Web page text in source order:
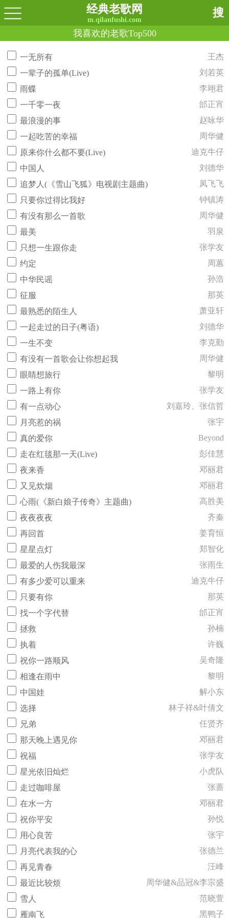
经典老歌网
m.qilanfushi.com
搜
我喜欢的老歌Top500
一无所有
王杰
一辈子的孤单(Live)
刘若英
雨蝶
李翊君
一千零一夜
邰正宵
最浪漫的事
赵咏华
一起吃苦的幸福
周华健
原来你什么都不要(Live)
迪克牛仔
中国人
刘德华
追梦人(《雪山飞狐》电视剧主题曲)
凤飞飞
只要你过得比我好
钟镇涛
有没有那么一首歌
周华健
最美
羽泉
只想一生跟你走
张学友
约定
周蕙
中华民谣
孙浩
征服
那英
最熟悉的陌生人
萧亚轩
一起走过的日子(粤语)
刘德华
一生不变
李克勤
有没有一首歌会让你想起我
周华健
眼睛想旅行
黎明
一路上有你
张学友
有一点动心
刘嘉玲、张信哲
月亮惹的祸
张宇
真的爱你
Beyond
走在红毯那一天(Live)
彭佳慧
夜来香
邓丽君
又见炊烟
邓丽君
心雨(《新白娘子传奇》主题曲)
高胜美
夜夜夜夜
齐秦
再回首
姜育恒
星星点灯
郑智化
最爱的人伤我最深
张雨生
有多少爱可以重来
迪克牛仔
只要有你
那英
找一个字代替
邰正宵
拯救
孙楠
执着
许巍
祝你一路顺风
吴奇隆
相逢在雨中
黎明
中国娃
解小东
选择
林子祥&叶倩文
兄弟
任贤齐
那天晚上遇见你
邓丽君
祝福
张学友
星光依旧灿烂
小虎队
走过咖啡屋
张蔷
在水一方
邓丽君
祝你平安
孙悦
用心良苦
张宇
月亮代表我的心
张德兰
再见青春
汪峰
最近比较烦
周华健&品冠&李宗盛
雪人
范晓萱
雁南飞
黑鸭子